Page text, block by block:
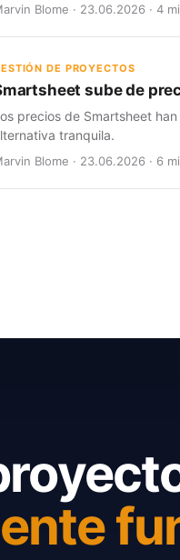
Blome · 23.06.2026 · 4
DE PROYECTOS
sube de
precios de Smartsheet
tranquila.
Blome · 23.06.2026 · 6